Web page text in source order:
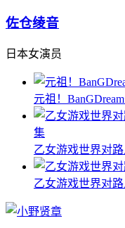
佐仓绫音
日本女演员
元祖！
集
乙女游戏世界对
乙女游戏世界对